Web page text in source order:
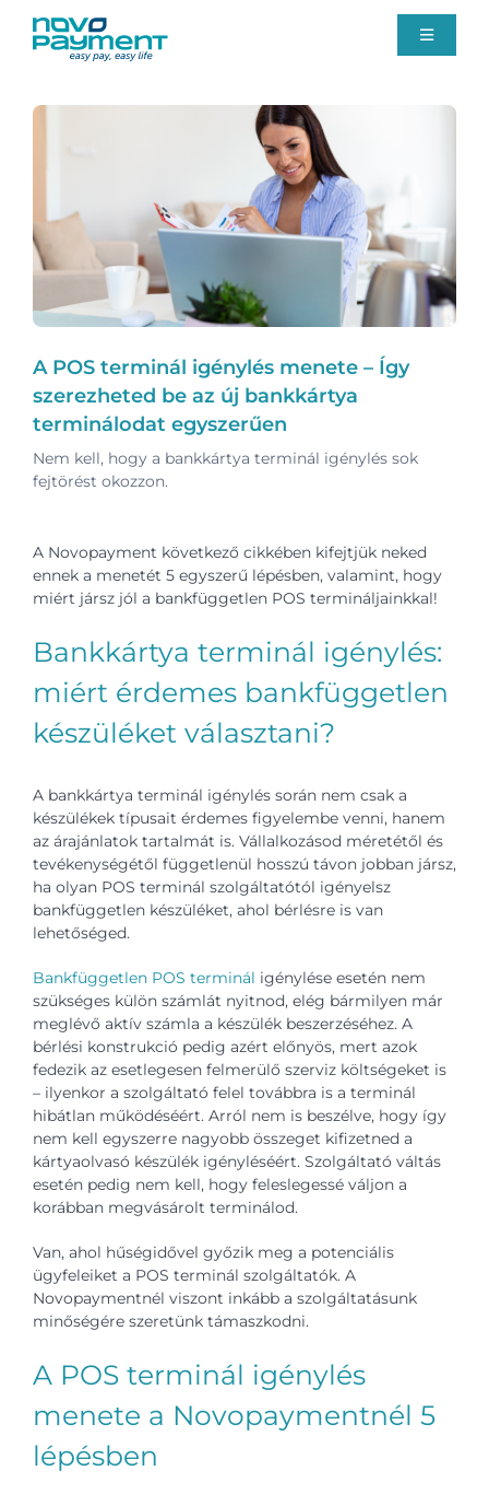
Toggle
Ügyfélszolgálat
Blog
Ajánlatkérés
A POS terminál igénylés menete – Így
szerezheted be az új bankkártya
terminálodat egyszerűen
Nem kell, hogy a bankkártya terminál igénylés sok
fejtörést okozzon.
A Novopayment következő cikkében kifejtjük neked
ennek a menetét 5 egyszerű lépésben, valamint, hogy
miért jársz jól a bankfüggetlen POS termináljainkkal!
Bankkártya terminál igénylés:
miért érdemes bankfüggetlen
készüléket választani?
A bankkártya terminál igénylés során nem csak a
készülékek típusait érdemes figyelembe venni, hanem
az árajánlatok tartalmát is. Vállalkozásod méretétől és
tevékenységétől függetlenül hosszú távon jobban jársz,
ha olyan POS terminál szolgáltatótól igényelsz
bankfüggetlen készüléket, ahol bérlésre is van
lehetőséged.
Bankfüggetlen POS terminál igénylése esetén nem
szükséges külön számlát nyitnod, elég bármilyen már
meglévő aktív számla a készülék beszerzéséhez. A
bérlési konstrukció pedig azért előnyös, mert azok
fedezik az esetlegesen felmerülő szerviz költségeket is
– ilyenkor a szolgáltató felel továbbra is a terminál
hibátlan működéséért. Arról nem is beszélve, hogy így
nem kell egyszerre nagyobb összeget kifizetned a
kártyaolvasó készülék igényléséért. Szolgáltató váltás
esetén pedig nem kell, hogy feleslegessé váljon a
korábban megvásárolt terminálod.
Van, ahol hűségidővel győzik meg a potenciális
ügyfeleiket a POS terminál szolgáltatók. A
Novopaymentnél viszont inkább a szolgáltatásunk
minőségére szeretünk támaszkodni.
A POS terminál igénylés
menete a Novopaymentnél 5
lépésben